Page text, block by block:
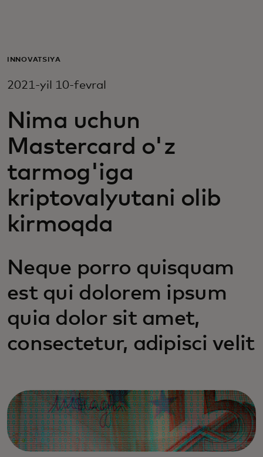
Biznes uchun
Innovatorlar uchun
Yangiliklar va trendlar
INNOVATSIYA
2021-yil 10-fevral
Nima uchun
Mastercard o'z
tarmog'iga
kriptovalyutani olib
kirmoqda
Neque porro quisquam
est qui dolorem ipsum
quia dolor sit amet,
consectetur, adipisci velit